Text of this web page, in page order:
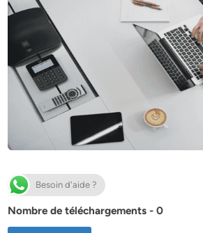
Besoin d'aide ?
Nombre de téléchargements - 0